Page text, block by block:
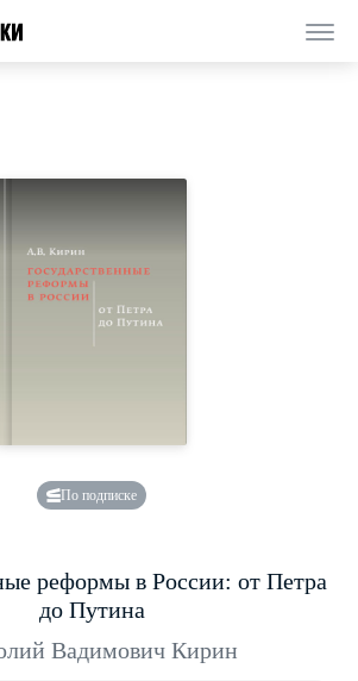
По подписке
реформы в России: от Петра
до Путина
Вадимович Кирин